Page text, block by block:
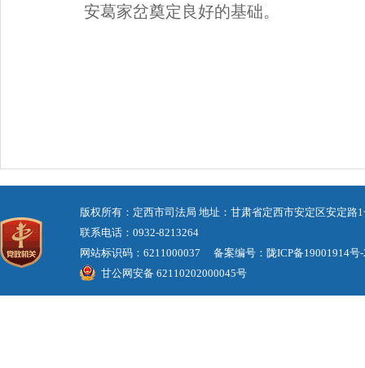
安葛家岔奠定良好的基础。
版权所有：定西市司法局 地址：甘肃省定西市安定区安定路
联系电话：0932-8213264
网站标识码：6211000037 备案编号： 陇ICP备19001914号
甘公网安备 62110202000045号